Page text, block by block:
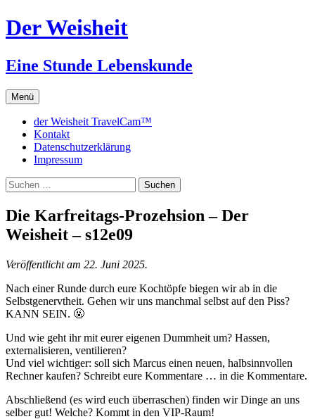
Zum
Inhalt
Der Weisheit
Eine Stunde Lebenskunde
Menü
der Weisheit TravelCam™
Kontakt
Datenschutzerklärung
Impressum
Suchen
nach:
Die Karfreitags-Prozehsion – Der
Weisheit – s12e09
Veröffentlicht am 22. Juni 2025.
Nach einer Runde durch eure Kochtöpfe biegen wir ab in die
Selbstgenervtheit. Gehen wir uns manchmal selbst auf den Piss?
KANN SEIN. 🤬
Und wie geht ihr mit eurer eigenen Dummheit um? Hassen,
externalisieren, ventilieren?
Und viel wichtiger: soll sich Marcus einen neuen, halbsinnvollen
Rechner kaufen? Schreibt eure Kommentare … in die Kommentare.
Abschließend (es wird euch überraschen) finden wir Dinge an uns
selber gut! Welche? Kommt in den VIP-Raum!